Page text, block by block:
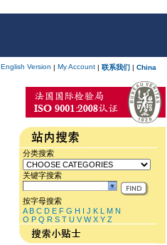
English Version | My Account | 联系我们 | China
分类搜索
关键字搜索
按字母搜索
A B C D E F G H I J K L M N
O P Q R S T U V W X Y Z